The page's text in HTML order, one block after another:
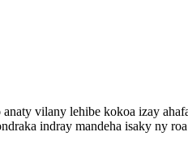
vilany lehibe kokoa izay
indray mandeha isaky ny